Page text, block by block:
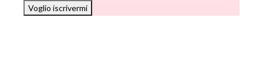
Voglio iscrivermi